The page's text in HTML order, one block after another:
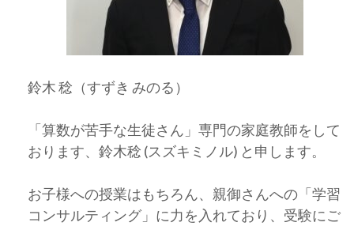
鈴木 稔（すずき みのる）
「算数が苦手な生徒さん」専門の家庭教師をして
おります、鈴木稔 (スズキミノル) と申します。
お子様への授業はもちろん、親御さんへの「学習
コンサルティング」に力を入れており、受験にご